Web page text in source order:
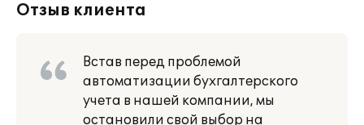
Отзыв клиента
Встав перед проблемой
автоматизации бухгалтерского
учета в нашей компании, мы
остановили свой выбор на